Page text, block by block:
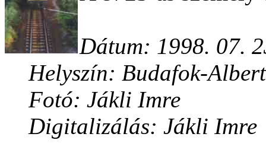
Dátum: 1998. 07.
Helyszín: Budafok-
Fotó: Jákli Imre
Digitalizálás: Jákli Imre